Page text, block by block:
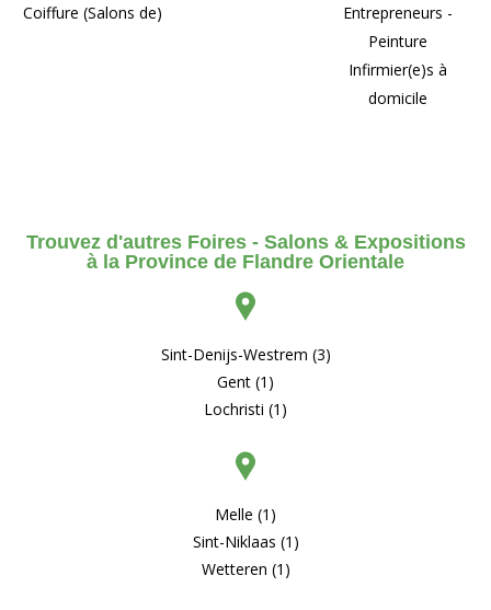
Coiffure (Salons de)
Entrepreneurs -
Peinture
Infirmier(e)s à
domicile
Trouvez d'autres Foires - Salons & Expositions
à la Province de Flandre Orientale
Sint-Denijs-Westrem (3)
Gent (1)
Lochristi (1)
Melle (1)
Sint-Niklaas (1)
Wetteren (1)